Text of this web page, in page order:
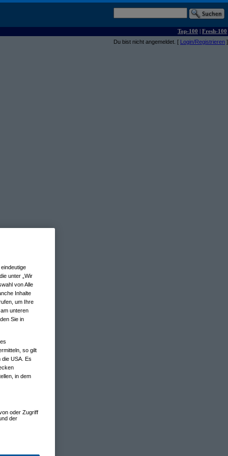
Top-100 | Fresh-100
Du bist nicht angemeldet. [ Login/Registrieren ]
unter „Wir
von Alle
Inhalte
um Ihre
unteren
Sie in
so gilt
die USA. Es
in dem
oder Zugriff
der